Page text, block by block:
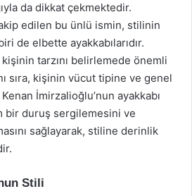
da dikkat çekmektedir.
edilen bu ünlü ismin, stilinin
de elbette ayakkabılarıdır.
kişinin tarzını belirlemede önemli
sıra, kişinin vücut tipine ve genel
İmirzalioğlu’nun ayakkabı
bir duruş sergilemesini ve
sağlayarak, stiline derinlik
Stili